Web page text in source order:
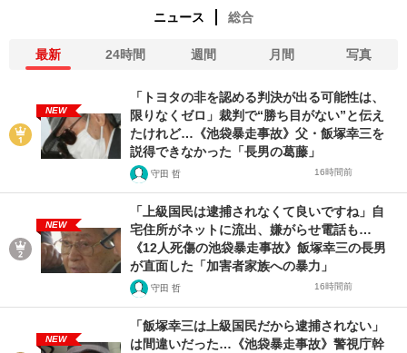
ニュース 総合
最新 24時間 週間 月間 写真
NEW
「トヨタの非を認める判決が出る可能性は、
限りなくゼロ」裁判で“勝ち目がない”と伝え
たけれど…《池袋暴走事故》父・飯塚幸三を
説得できなかった「長男の葛藤」
守田 哲 16時間前
NEW
「上級国民は逮捕されなくて良いですね」自
宅住所がネットに流出、嫌がらせ電話も…
《12人死傷の池袋暴走事故》飯塚幸三の長男
が直面した「加害者家族への暴力」
守田 哲 16時間前
NEW
「飯塚幸三は上級国民だから逮捕されない」
は間違いだった…《池袋暴走事故》警視庁幹